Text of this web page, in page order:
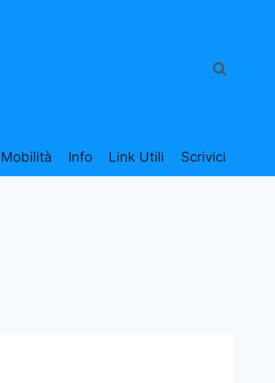
Mobilità Info Link Utili Scrivici